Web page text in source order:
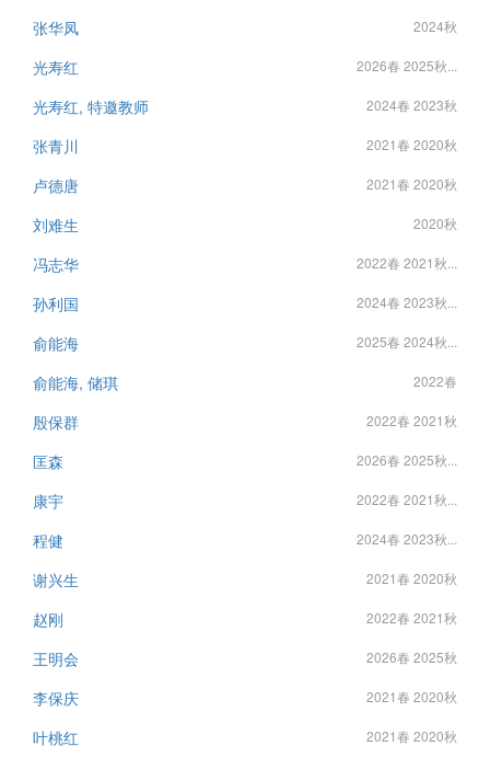
张华凤 2024秋
光寿红 2026春 2025秋...
光寿红, 特邀教师 2024春 2023秋
张青川 2021春 2020秋
卢德唐 2021春 2020秋
刘难生 2020秋
冯志华 2022春 2021秋...
孙利国 2024春 2023秋...
俞能海 2025春 2024秋...
俞能海, 储琪 2022春
殷保群 2022春 2021秋
匡森 2026春 2025秋...
康宇 2022春 2021秋...
程健 2024春 2023秋...
谢兴生 2021春 2020秋
赵刚 2022春 2021秋
王明会 2026春 2025秋
李保庆 2021春 2020秋
叶桃红 2021春 2020秋